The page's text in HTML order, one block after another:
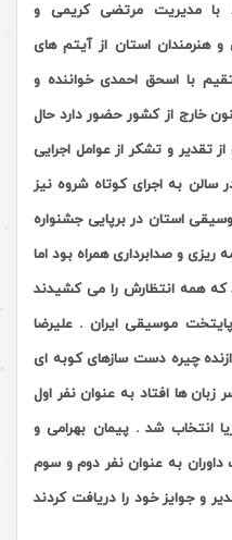
با مدیریت مرتضی کریمی و
هنرمندان استان از آیتم های
با اسحق احمدی خواننده و
خارج از کشور حضور دارد حال
و تشکر از عوامل اجرایی
به اجرای کوتاه شروه نیز
استان در برپایی جشنواره
ریزی و صدابرداری همراه بود اما
همه انتظارش را می کشیدند
موسیقی ایران . علیرضا
نوازنده چیره دست سازهای کوبه ای
ها افتاد به عنوان نفر اول
انتخاب شد . پیمان بهرامی و
به عنوان نفر دوم و سوم
و جوایز خود را دریافت کردند